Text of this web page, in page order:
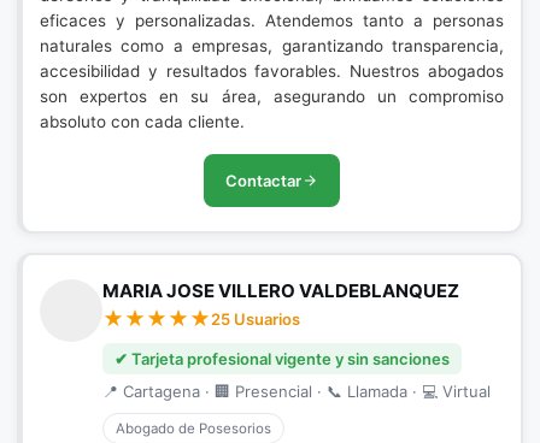
eficaces y personalizadas. Atendemos tanto a personas
naturales como a empresas, garantizando transparencia,
accesibilidad y resultados favorables. Nuestros abogados
son expertos en su área, asegurando un compromiso
absoluto con cada cliente.
Contactar
MARIA JOSE VILLERO VALDEBLANQUEZ
25 Usuarios
✔ Tarjeta profesional vigente y sin sanciones
📍 Cartagena · 🏢 Presencial · 📞 Llamada · 💻 Virtual
Abogado de Posesorios